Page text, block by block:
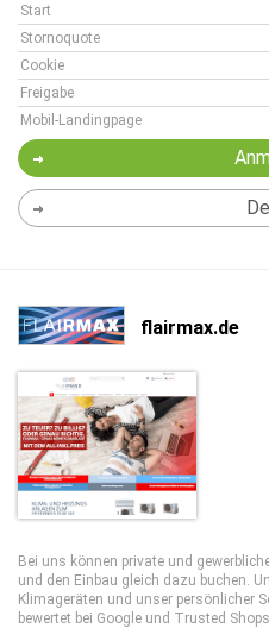
Start
Stornoquote
Cookie
Freigabe
Mobil-Landingpage
flairmax.de
Bei uns können private und
und den Einbau gleich dazu buchen.
Klimageräten und unser persönlicher
bewertet bei Google und Trusted